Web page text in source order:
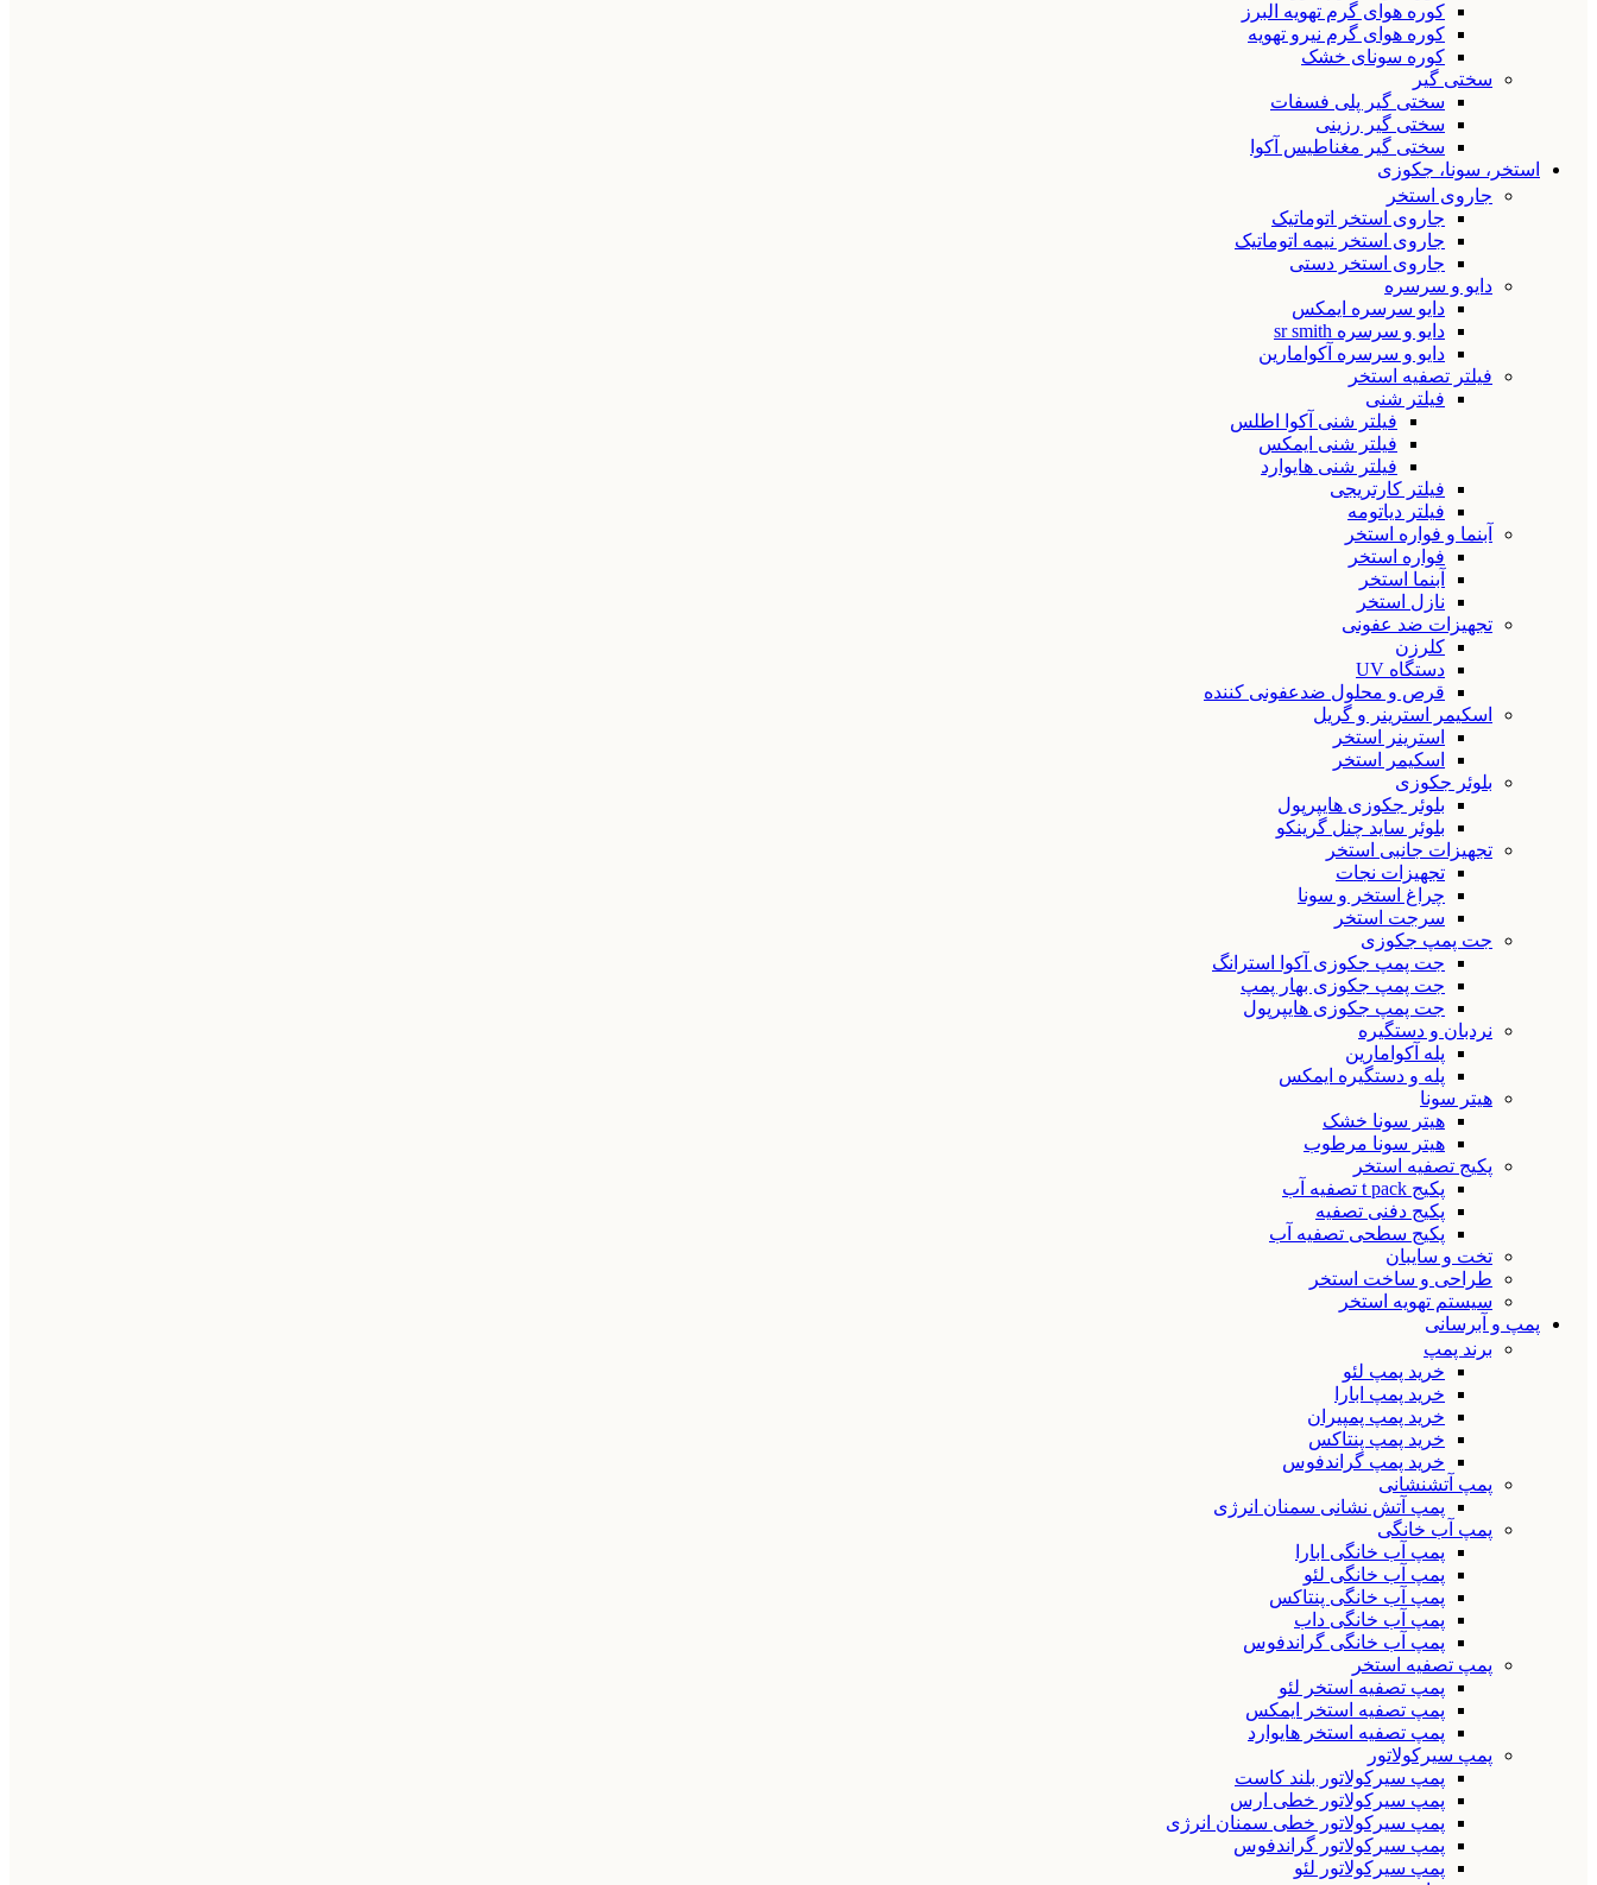
کوره هوای گرم تهویه البرز
کوره هوای گرم نیرو تهویه
کوره سونای خشک
سختی گیر
سختی گیر پلی فسفات
سختی گیر رزینی
سختی گیر مغناطیس آکوا
استخر، سونا، جکوزی
جاروی استخر
جاروی استخر اتوماتیک
جاروی استخر نیمه اتوماتیک
جاروی استخر دستی
دایو و سرسره
دایو سرسره ایمکس
دایو و سرسره sr smith
دایو و سرسره آکوامارین
فیلتر تصفیه استخر
فیلتر شنی
فیلتر شنی آکوا اطلس
فیلتر شنی ایمکس
فیلتر شنی هایوارد
فیلتر کارتریجی
فیلتر دیاتومه
آبنما و فواره استخر
فواره استخر
آبنما استخر
نازل استخر
تجهیزات ضد عفونی
کلرزن
دستگاه UV
قرص و محلول ضدعفونی کننده
اسکیمر استرینر و گریل
استرینر استخر
اسکیمر استخر
بلوئر جکوزی
بلوئر جکوزی هایپرپول
بلوئر ساید چنل گرینکو
تجهیزات جانبی استخر
تجهیزات نجات
چراغ استخر و سونا
سرجت استخر
جت پمپ جکوزی
جت پمپ جکوزی آکوا استرانگ
جت پمپ جکوزی بهار پمپ
جت پمپ جکوزی هایپرپول
نردبان و دستگیره
پله آکوامارین
پله و دستگیره ایمکس
هیتر سونا
هیتر سونا خشک
هیتر سونا مرطوب
پکیج تصفیه استخر
پکیج t pack تصفیه آب
پکیج دفنی تصفیه
پکیج سطحی تصفیه آب
تخت و سایبان
طراحی و ساخت استخر
سیستم تهویه استخر
پمپ و آبرسانی
برند پمپ
خرید پمپ لئو
خرید پمپ ابارا
خرید پمپ پمپیران
خرید پمپ پنتاکس
خرید پمپ گراندفوس
پمپ آتشنشانی
پمپ آتش نشانی سمنان انرژی
پمپ آب خانگی
پمپ آب خانگی ابارا
پمپ آب خانگی لئو
پمپ آب خانگی پنتاکس
پمپ آب خانگی داب
پمپ آب خانگی گراندفوس
پمپ تصفیه استخر
پمپ تصفیه استخر لئو
پمپ تصفیه استخر ایمکس
پمپ تصفیه استخر هایوارد
پمپ سیرکولاتور
پمپ سیرکولاتور بلند کاست
پمپ سیرکولاتور خطی ارس
پمپ سیرکولاتور خطی سمنان انرژی
پمپ سیرکولاتور گراندفوس
پمپ سیرکولاتور لئو